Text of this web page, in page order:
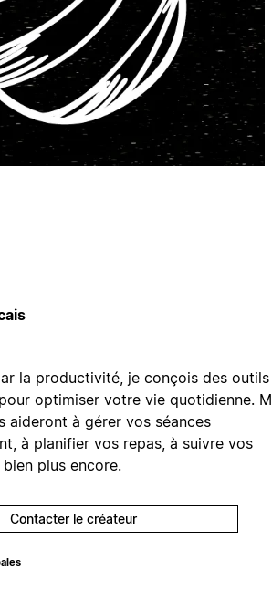
la productivité, je conçois des outils
optimiser votre vie quotidienne.
aideront à gérer vos séances
à planifier vos repas, à suivre vos
plus encore.
Contacter le créateur